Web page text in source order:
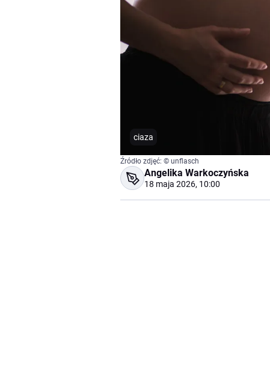
ciaza
Źródło zdjęć: © unflasch
Angelika Warkoczyńska
18 maja 2026, 10:00